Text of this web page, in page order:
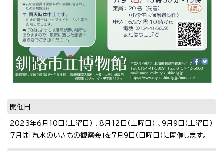
開催日
2023年6月10日（土曜日） 、8月12日（土曜日） 、9月9日（土曜日）
7月は「汽水のいきもの観察会」を7月9日（日曜日）に開催します。